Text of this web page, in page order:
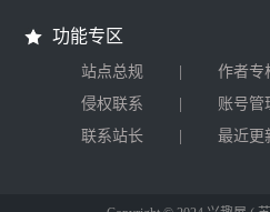
功能专区
站点总规 | 作者专
侵权联系
| 账号管
联系站长
| 最近更